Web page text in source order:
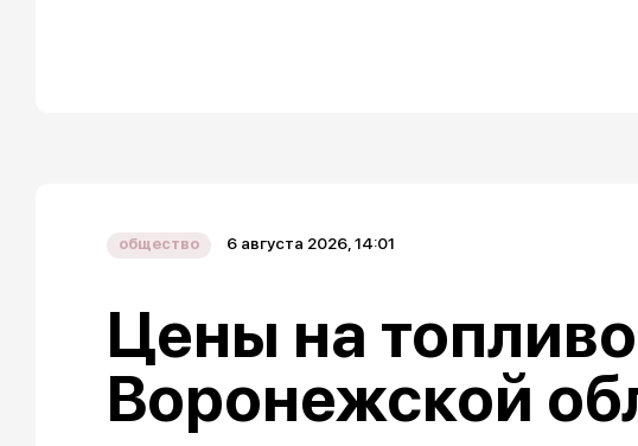
общество 6 августа 2026, 14:01
Цены на
Воронежской